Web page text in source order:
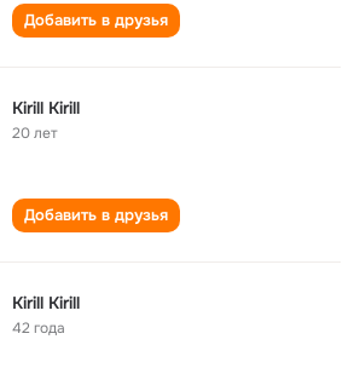
Добавить в друзья
Kirill Kirill
20 лет
Добавить в друзья
Kirill Kirill
42 года